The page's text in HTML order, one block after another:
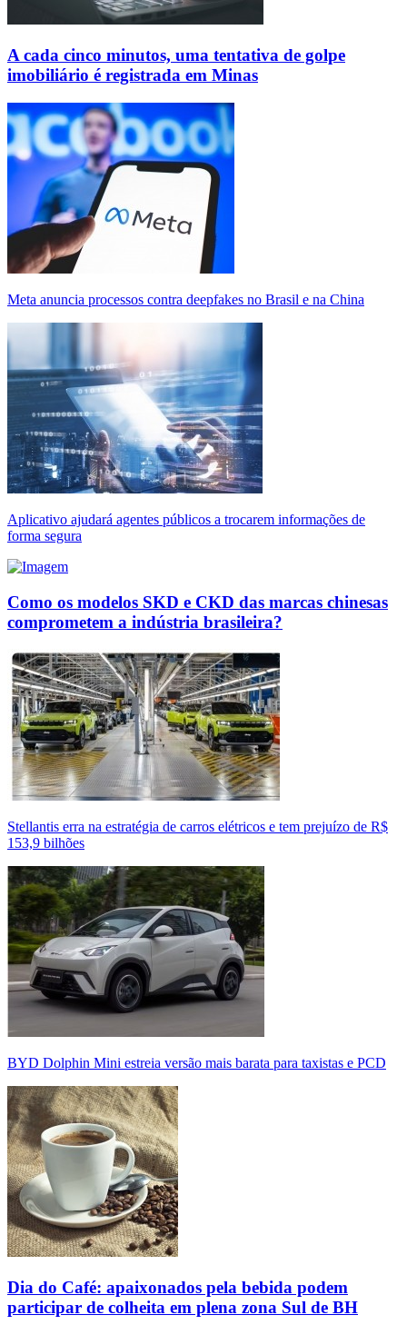
A cada cinco minutos, uma tentativa de golpe
imobiliário é registrada em Minas
Meta anuncia processos contra deepfakes no Brasil e na China
Aplicativo ajudará agentes públicos a trocarem informações de
forma segura
Como os modelos SKD e CKD das marcas chinesas
comprometem a indústria brasileira?
Stellantis erra na estratégia de carros elétricos e tem prejuízo de R$
153,9 bilhões
BYD Dolphin Mini estreia versão mais barata para taxistas e PCD
Dia do Café: apaixonados pela bebida podem
participar de colheita em plena zona Sul de BH